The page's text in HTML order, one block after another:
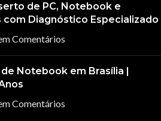
de PC, Notebook e
Diagnóstico Especializado
Comentários
Notebook em Brasília |
Comentários